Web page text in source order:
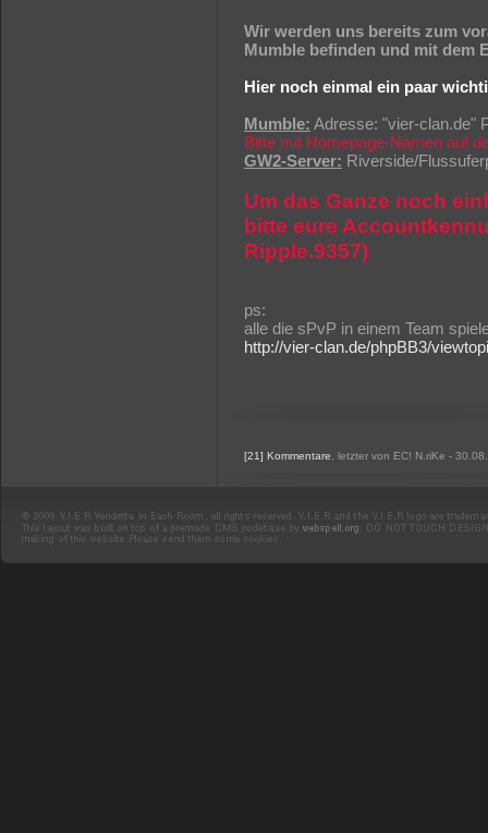
Wir werden uns bereits zum
Mumble befinden und mit dem
Hier noch einmal ein paar
Mumble: Adresse: "vier-clan.de"
Bitte mit Homepage-Namen auf
GW2-Server: Riverside/
Um das Ganze noch
bitte eure
Ripple.9357)
ps:
alle die sPvP in einem Team
http://vier-clan.de/phpBB3/
[21] Kommentare , letzter von EC! N.riKe -